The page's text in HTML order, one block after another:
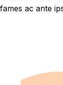
fames ac ante